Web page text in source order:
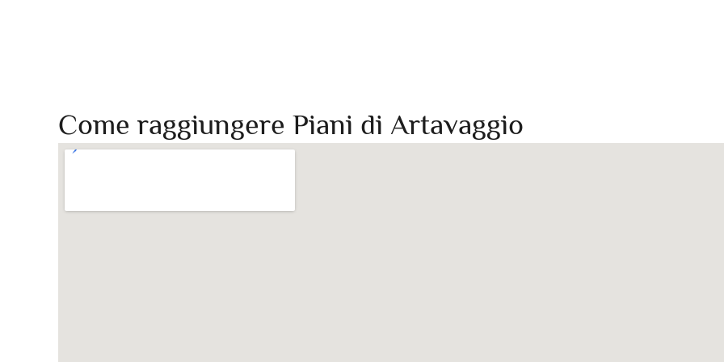
Come raggiungere Piani di Artavaggio